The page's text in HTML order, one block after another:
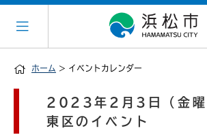
ホーム > イベントカレンダー
2023年2月3日（金曜
東区のイベント